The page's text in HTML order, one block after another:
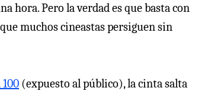
hora. Pero la verdad es que basta con
muchos cineastas persiguen sin
(expuesto al público), la cinta salta